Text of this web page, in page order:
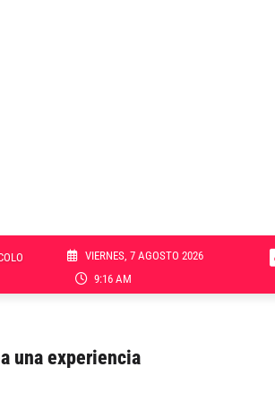
VIERNES, 7 AGOSTO 2026
9:16 AM
una experiencia